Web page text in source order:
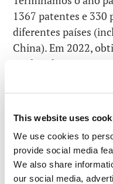
This website uses
We use cookies to
provide social media
We also share
our social media,
1367 patentes e 330
diferentes países
China). Em 2022,
(incluindo nos EUA
UE – 9) e
não vamos nos
Confira também a
pedidos de patente
enquanto a média
em torno de 50%.